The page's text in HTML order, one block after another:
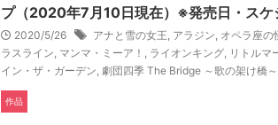
プ（2020年7月10日現在）※発売日・スケ
2020/5/26 アナと雪の女王, アラジン, オペラ座の
ラスライン, マンマ・ミーア！ , ライオンキング, リトルマ
イン・ザ・ガーデン, 劇団四季 The Bridge ～歌の架け橋～
作品